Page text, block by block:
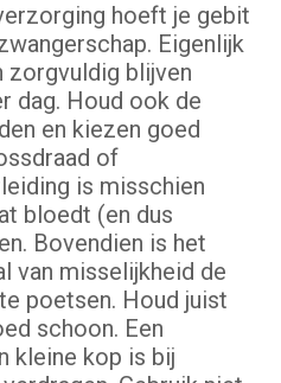
hoeft je gebit
Eigenlijk
zorgvuldig blijven
dag. Houd ook de
en kiezen goed
of
is misschien
bloedt (en dus
Bovendien is het
van misselijkheid de
poetsen. Houd juist
schoon. Een
kleine kop is bij